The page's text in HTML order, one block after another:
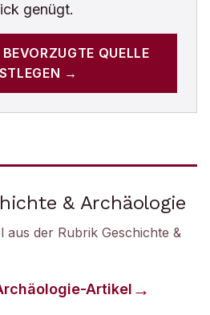
genügt.
QUELLE
→
& Archäologie
aus der Rubrik Geschichte &
-Artikel